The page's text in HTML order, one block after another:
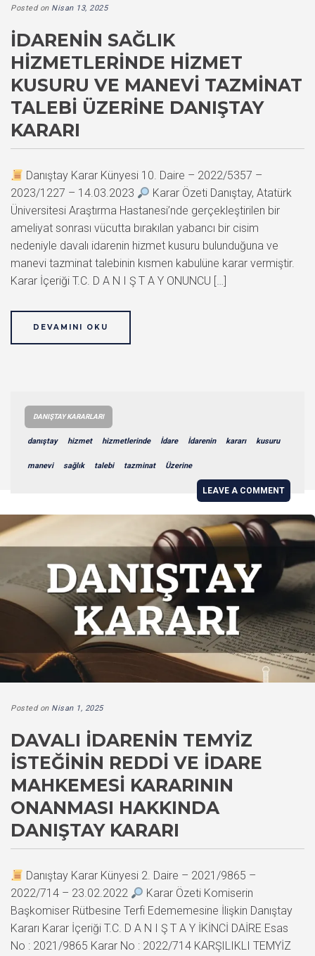
Posted on Nisan 13, 2025
İDARENIN SAĞLIK
HIZMETLERINDE HIZMET
KUSURU VE MANEVI TAZMINAT
TALEBI ÜZERINE DANIŞTAY
KARARI
Danıştay Karar Künyesi 10. Daire – 2022/5357 –
2023/1227 – 14.03.2023
Karar Özeti Danıştay, Atatürk
Üniversitesi Araştırma Hastanesi’nde gerçekleştirilen bir
ameliyat sonrası vücutta bırakılan yabancı bir cisim
nedeniyle davalı idarenin hizmet kusuru bulunduğuna ve
manevi tazminat talebinin kısmen kabulüne karar vermiştir.
Karar İçeriği T.C. D A N I Ş T A Y ONUNCU […]
DEVAMINI OKU
DANIŞTAY KARARLARI
danıştay hizmet hizmetlerinde İdare İdarenin kararı kusuru
manevi sağlık talebi tazminat Üzerine
LEAVE A COMMENT
Posted on Nisan 1, 2025
DAVALI İDARENIN TEMYIZ
İSTEĞININ REDDI VE İDARE
MAHKEMESI KARARININ
ONANMASI HAKKINDA
DANIŞTAY KARARI
Danıştay Karar Künyesi 2. Daire – 2021/9865 –
2022/714 – 23.02.2022
Karar Özeti Komiserin
Başkomiser Rütbesine Terfi Edememesine İlişkin Danıştay
Kararı Karar İçeriği T.C. D A N I Ş T A Y İKİNCİ DAİRE Esas
No : 2021/9865 Karar No : 2022/714 KARŞILIKLI TEMYİZ